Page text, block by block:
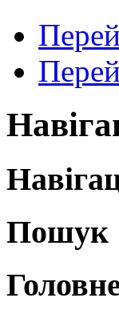
Пошук